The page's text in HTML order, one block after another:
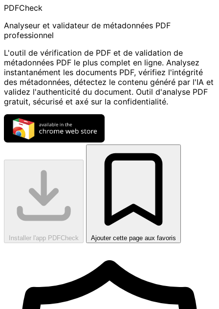
PDFCheck
Analyseur et validateur de métadonnées PDF
professionnel
L'outil de vérification de PDF et de validation de
métadonnées PDF le plus complet en ligne. Analysez
instantanément les documents PDF, vérifiez l'intégrité
des métadonnées, détectez le contenu généré par l'IA et
validez l'authenticité du document. Outil d'analyse PDF
gratuit, sécurisé et axé sur la confidentialité.
Installer l'app PDFCheck Ajouter cette page aux favoris